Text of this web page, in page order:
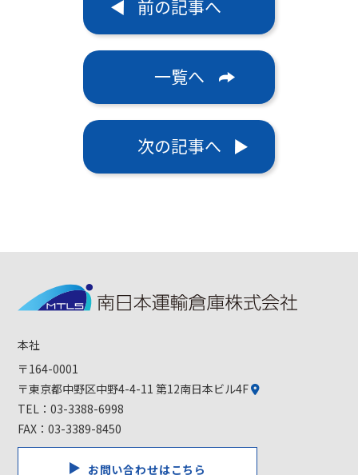
前の記事へ
一覧へ
次の記事へ
本社
〒164-0001
〒東京都中野区中野4-4-11 第12南日本ビル4F
TEL：03-3388-6998
FAX：03-3389-8450
お問い合わせはこちら